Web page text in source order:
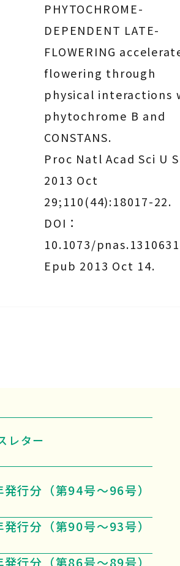
PHYTOCHROME-
DEPENDENT LATE-
FLOWERING
flowering through
physical interactions
phytochrome B and
CONSTANS.
Proc Natl Acad Sci U
2013 Oct
29;110(44):18017-22.
DOI：
10.1073/
Epub 2013 Oct 14.
レター
行分（第94号～96号）
行分（第90号～93号）
行分（第86号～89号）